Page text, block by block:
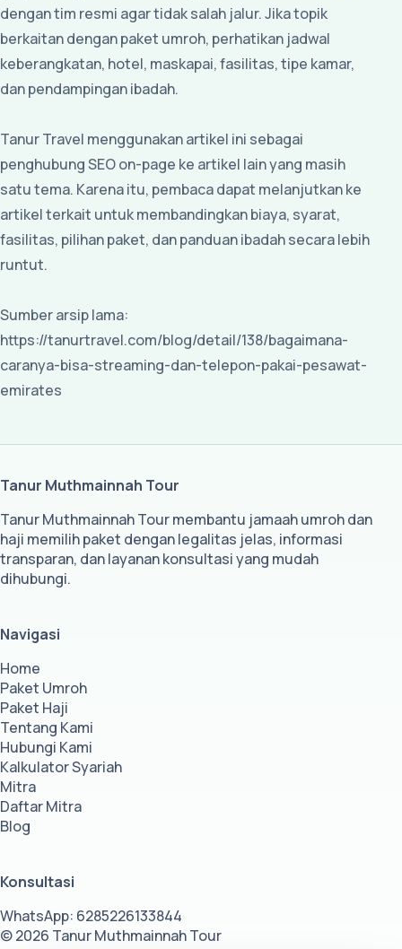
dengan tim resmi agar tidak salah jalur. Jika topik
berkaitan dengan paket umroh, perhatikan jadwal
keberangkatan, hotel, maskapai, fasilitas, tipe kamar,
dan pendampingan ibadah.
Tanur Travel menggunakan artikel ini sebagai
penghubung SEO on-page ke artikel lain yang masih
satu tema. Karena itu, pembaca dapat melanjutkan ke
artikel terkait untuk membandingkan biaya, syarat,
fasilitas, pilihan paket, dan panduan ibadah secara lebih
runtut.
Sumber arsip lama:
https://tanurtravel.com/blog/detail/138/bagaimana-
caranya-bisa-streaming-dan-telepon-pakai-pesawat-
emirates
Tanur Muthmainnah Tour
Tanur Muthmainnah Tour membantu jamaah umroh dan
haji memilih paket dengan legalitas jelas, informasi
transparan, dan layanan konsultasi yang mudah
dihubungi.
Navigasi
Home
Paket Umroh
Paket Haji
Tentang Kami
Hubungi Kami
Kalkulator Syariah
Mitra
Daftar Mitra
Blog
Konsultasi
WhatsApp: 6285226133844
© 2026 Tanur Muthmainnah Tour